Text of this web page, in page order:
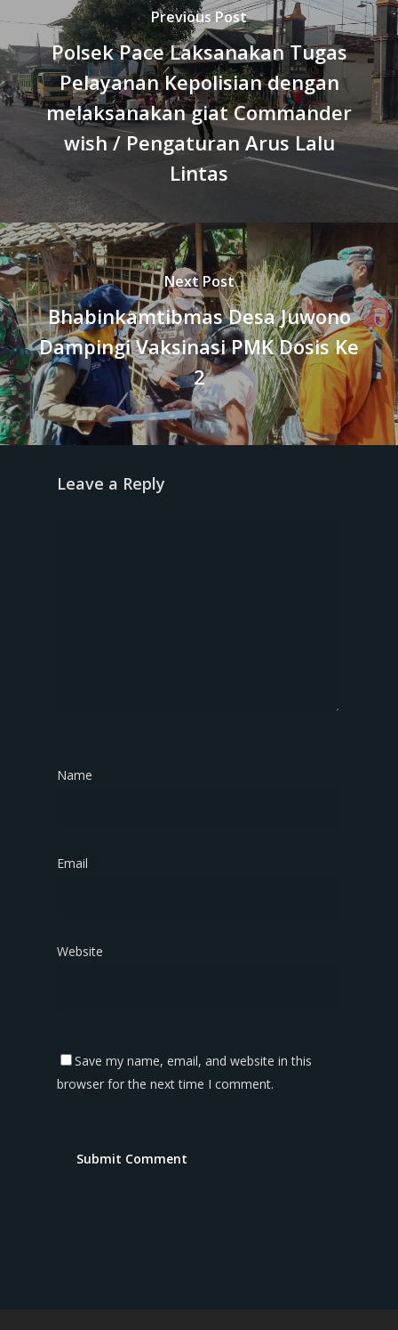
Previous Post
Polsek Pace Laksanakan Tugas
Pelayanan Kepolisian dengan
melaksanakan giat Commander
wish / Pengaturan Arus Lalu
Lintas
Next Post
Bhabinkamtibmas Desa Juwono
Dampingi Vaksinasi PMK Dosis Ke
2
Leave a Reply
Name
Email
Website
Save my name, email, and website in this
browser for the next time I comment.